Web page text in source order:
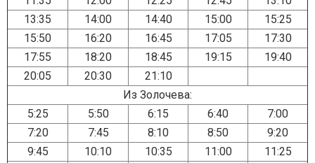
13:35
14:00 14:40 15:00
15:25
15:50
16:20 16:45 17:05
17:30
17:55
18:20 18:45 19:15
19:40
20:05
20:30
21:10
Из Золочева:
5:25
5:50 6:15 6:40
7:00
7:20
7:45 8:10 8:50
9:20
9:45
10:10 10:35 11:00
11:25